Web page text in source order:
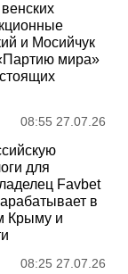
и Мосийчук
мира»
08:55 27.07.26
для
Favbet
в
Крыму и
08:25 27.07.26